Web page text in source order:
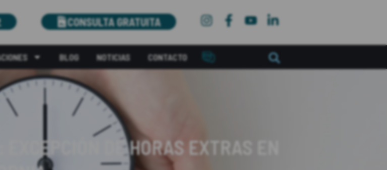
CONSULTA GRATUITA
BLOG NOTICIAS CONTACTO
DE HORAS EXTRAS EN